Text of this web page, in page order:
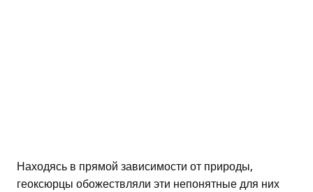
Находясь в прямой зависимости от природы,
геоксюрцы обожествляли эти непонятные для них